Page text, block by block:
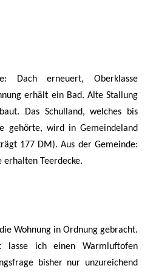
Dach erneuert, Oberklasse
erhält ein Bad. Alte Stallung
Das Schulland, welches bis
gehörte, wird in Gemeindeland
177 DM). Aus der Gemeinde:
erhalten Teerdecke.
Wohnung in Ordnung gebracht.
lasse ich einen Warmluftofen
bisher nur unzureichend